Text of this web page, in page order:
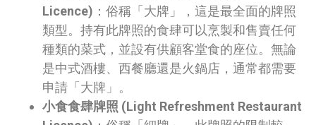
Licence) ：俗稱「大牌」，這是最全面的牌照
類型。持有此牌照的食肆可以烹製和售賣任何
種類的菜式，並設有供顧客堂食的座位。無論
是中式酒樓、西餐廳還是火鍋店，通常都需要
申請「大牌」。
小食食肆牌照 (Light Refreshment Restaurant